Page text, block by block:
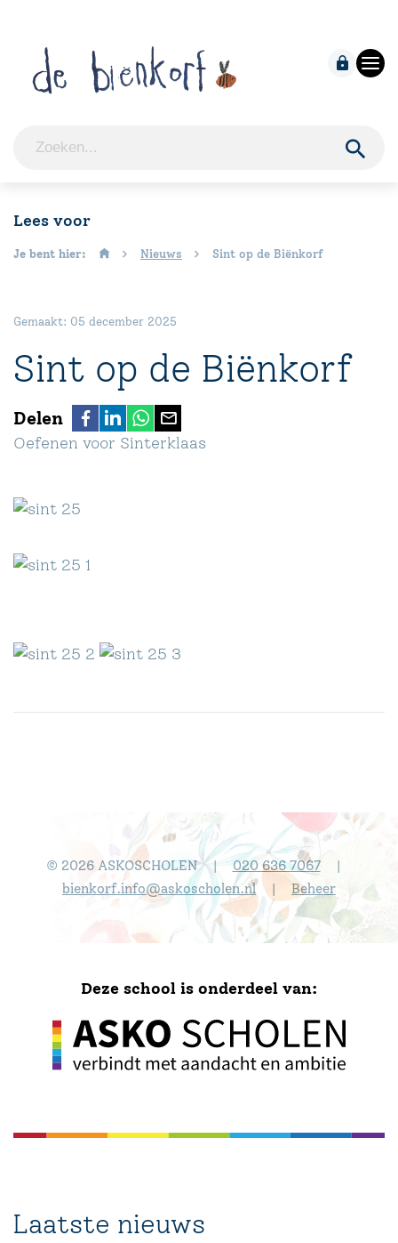
Lees voor
Je bent hier: Nieuws Sint op de Biënkorf
Gemaakt: 05 december 2025
Sint op de Biënkorf
Delen
Oefenen voor Sinterklaas
© 2026 ASKOSCHOLEN | 020 636 7067
bienkorf.info@askoscholen.nl Beheer
Deze school is onderdeel van:
Laatste nieuws